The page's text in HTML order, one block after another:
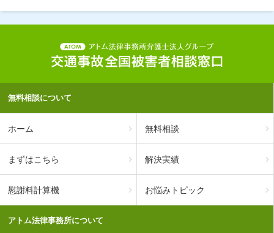
無料相談について
ホーム 無料相談
まずはこちら 解決実績
慰謝料計算機 お悩みトピック
アトム法律事務所について